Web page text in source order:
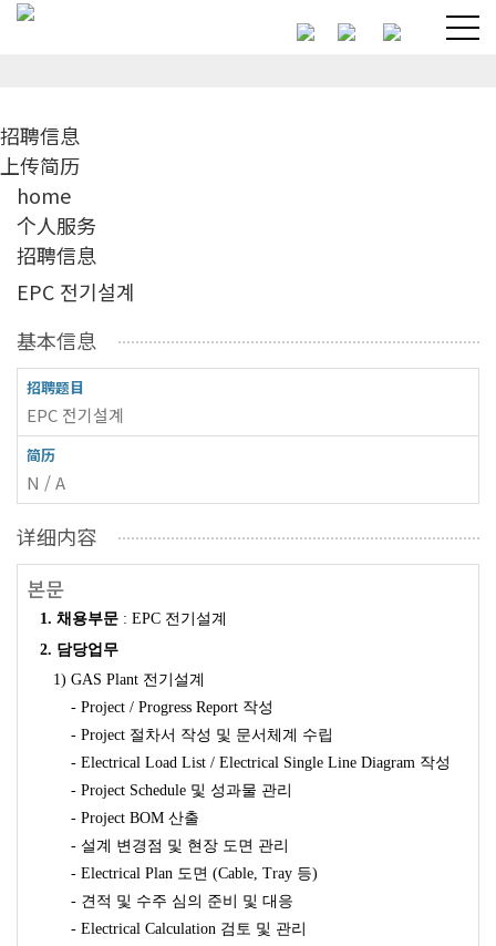
招聘信息
上传简历
home
个人服务
招聘信息
EPC 전기설계
基本信息
招聘题目
EPC 전기설계
简历
N / A
详细内容
본문
1. 채용부문 : EPC 전기설계
2. 담당업무
1) GAS Plant 전기설계
- Project / Progress Report 작성
- Project 절차서 작성 및 문서체계 수립
- Electrical Load List / Electrical Single Line Diagram 작성
- Project Schedule 및 성과물 관리
- Project BOM 산출
- 설계 변경점 및 현장 도면 관리
- Electrical Plan 도면 (Cable, Tray 등)
- 견적 및 수주 심의 준비 및 대응
- Electrical Calculation 검토 및 관리